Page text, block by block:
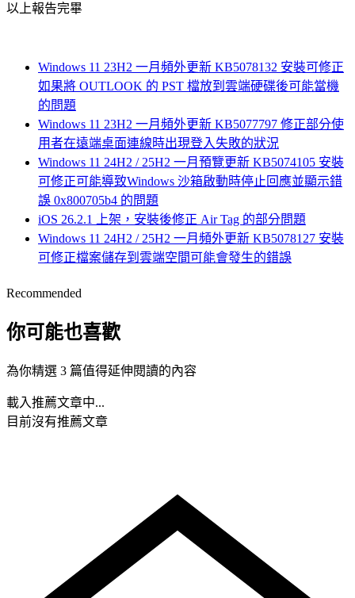
以上報告完畢
Windows 11 23H2 一月頻外更新 KB5078132 安裝可修正
如果將 OUTLOOK 的 PST 檔放到雲端硬碟後可能當機
的問題
Windows 11 23H2 一月頻外更新 KB5077797 修正部分使
用者在遠端桌面連線時出現登入失敗的狀況
Windows 11 24H2 / 25H2 一月預覽更新 KB5074105 安裝
可修正可能導致Windows 沙箱啟動時停止回應並顯示錯
誤 0x800705b4 的問題
iOS 26.2.1 上架，安裝後修正 Air Tag 的部分問題
Windows 11 24H2 / 25H2 一月頻外更新 KB5078127 安裝
可修正檔案儲存到雲端空間可能會發生的錯誤
Recommended
你可能也喜歡
為你精選 3 篇值得延伸閱讀的內容
載入推薦文章中...
目前沒有推薦文章